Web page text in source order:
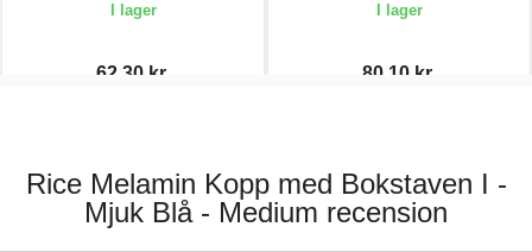
I lager
62,30 kr.
I lager
80,10 kr.
Rice Melamin Kopp med Bokstaven I -
Mjuk Blå - Medium recension